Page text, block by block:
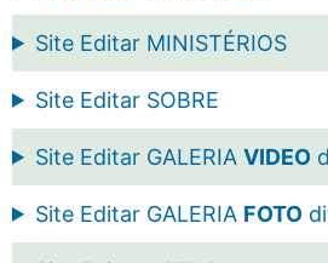
Site Editar MINISTÉRIOS
Site Editar SOBRE
Site Editar GALERIAVIDEO
Site Editar GALERIA FOTO